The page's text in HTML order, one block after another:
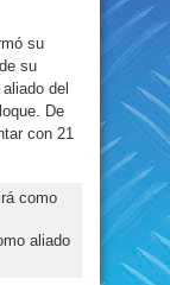
su
su
del
De
con 21
aliado